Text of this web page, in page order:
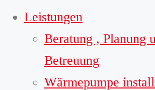
Leistungen
Beratung , Planung
Betreuung
Wärmepumpe